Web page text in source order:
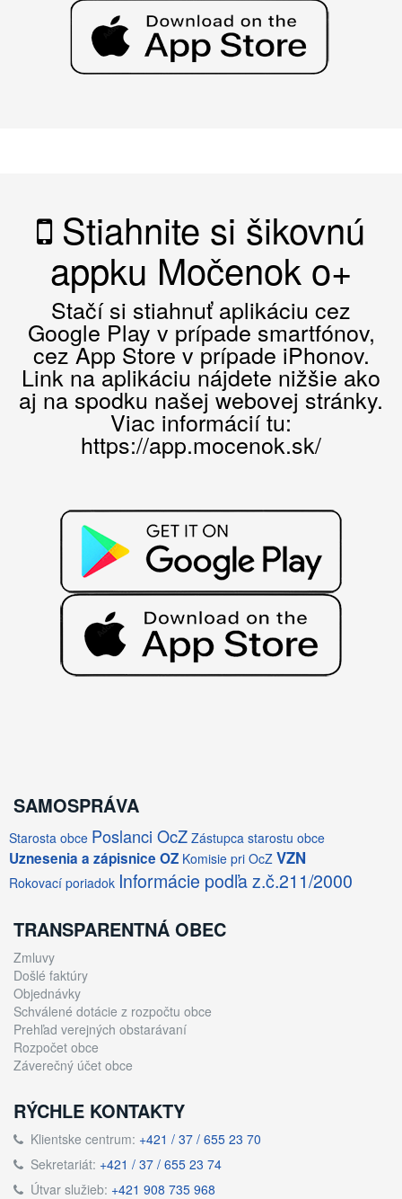
Stiahnite si šikovnú
appku Močenok o+
Stačí si stiahnuť aplikáciu cez
Google Play v prípade smartfónov,
cez App Store v prípade iPhonov.
Link na aplikáciu nájdete nižšie ako
aj na spodku našej webovej stránky.
Viac informácií tu:
https://app.mocenok.sk/
SAMOSPRÁVA
Starosta obce Poslanci OcZ Zástupca starostu obce
Uznesenia a zápisnice OZ Komisie pri OcZ VZN
Rokovací poriadok Informácie podľa z.č.211/2000
TRANSPARENTNÁ OBEC
Zmluvy
Došlé faktúry
Objednávky
Schválené dotácie z rozpočtu obce
Prehľad verejných obstarávaní
Rozpočet obce
Záverečný účet obce
RÝCHLE KONTAKTY
Klientske centrum: +421 / 37 / 655 23 70
Sekretariát: +421 / 37 / 655 23 74
Útvar služieb: +421 908 735 968